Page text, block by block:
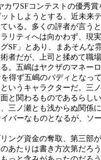
ワSFコンテストの優秀
トしようとする、近未
いる。多くの評者が言
リティへは向かわず、
SF」とあり、まあそんな
だが、上司と揉めて職
。五嶋はヤクザのマネ
得ず五嶋のバディとなっ
うキャラクターだ。三
関わるものであるらし
三ノ瀬とも浅からぬ関係
ーなものとなるが、ソ
グ資金の奪取、第三部
あたりは書き方次第だ